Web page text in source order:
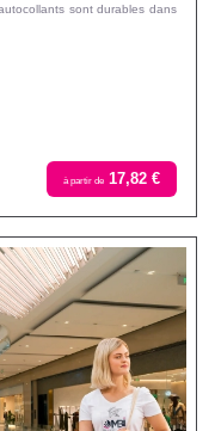
sont durables dans
à partir de 17,82 €